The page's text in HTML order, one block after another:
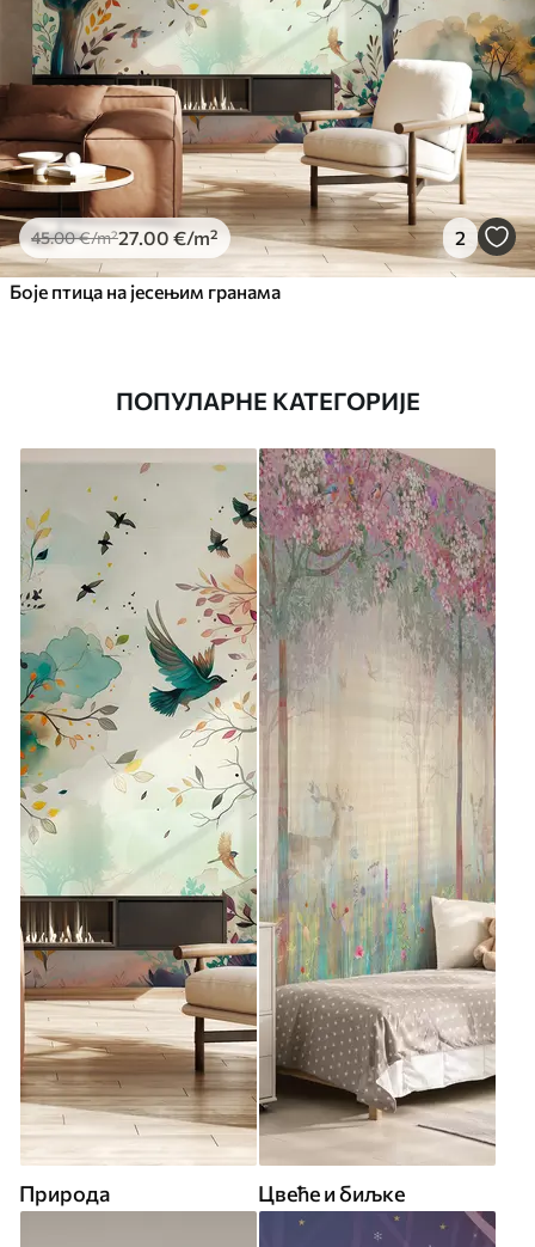
45.00€/m²27 .00 €/m² 2
Боје птица на јесењим гранама
ПОПУЛАРНЕ КАТЕГОРИЈЕ
Природа Цвеће и биљке